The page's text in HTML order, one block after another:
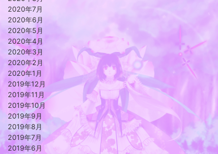
2020年7月
2020年6月
2020年5月
2020年4月
2020年3月
2020年2月
2020年1月
2019年12月
2019年11月
2019年10月
2019年9月
2019年8月
2019年7月
2019年6月